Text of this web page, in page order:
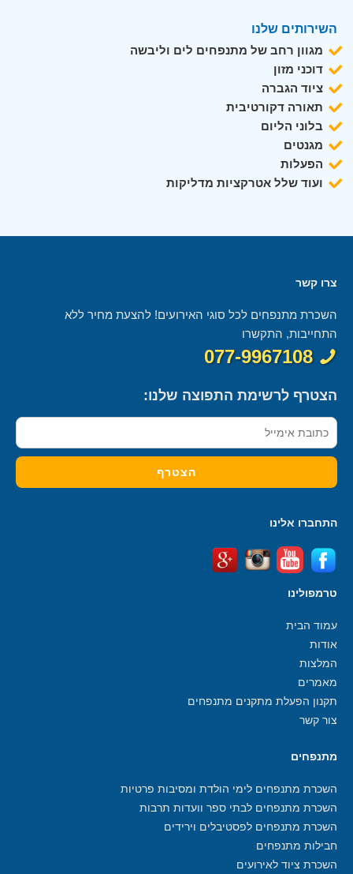
השירותים שלנו
מגוון רחב של מתנפחים לים וליבשה
דוכני מזון
ציוד הגברה
תאורה דקורטיבית
בלוני הליום
מגנטים
הפעלות
ועוד שלל אטרקציות מדליקות
צרו קשר
השכרת מתנפחים לכל סוגי האירועים! להצעת מחיר ללא
התחייבות, התקשרו
077-9967108
הצטרף לרשימת התפוצה שלנו:
התחברו אלינו
טרמפולינו
עמוד הבית
אודות
המלצות
מאמרים
תקנון הפעלת מתקנים מתנפחים
צור קשר
מתנפחים
השכרת מתנפחים לימי הולדת ומסיבות פרטיות
השכרת מתנפחים לבתי ספר וועדות תרבות
השכרת מתנפחים לפסטיבלים וירידים
חבילות מתנפחים
השכרת ציוד לאירועים